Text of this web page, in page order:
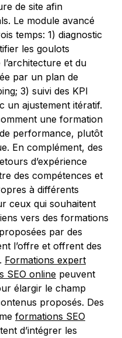
de site afin
Le module avancé
temps: 1) diagnostic
les goulots
et du
par un plan de
3) suivi des KPI
un ajustement itératif.
une formation
performance, plutôt
En complément, des
d’expérience
des compétences et
à différents
ceux qui souhaitent
vers des formations
par des
l’offre et offrent des
Formations expert
SEO online peuvent
élargir le champ
proposés. Des
formations SEO
d’intégrer les